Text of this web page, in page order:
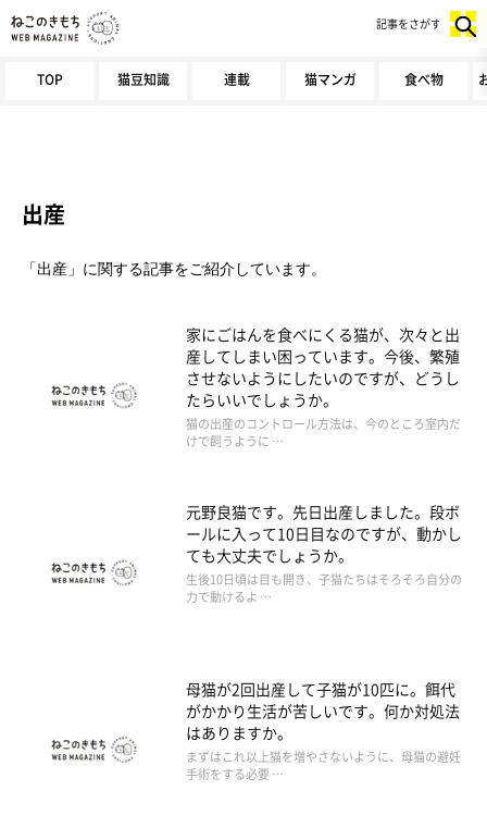
TOP 猫豆知識 連載 猫マンガ 食べ物
記事をさがす
出産
「出産」に関する記事をご紹介しています。
家にごはんを食べにくる猫が、次々と出
産してしまい困っています。今後、繁殖
させないようにしたいのですが、どうし
たらいいでしょうか。
猫の出産のコントロール方法は、今のところ室内だ
けで飼うように …
元野良猫です。先日出産しました。段ボ
ールに入って10日目なのですが、動かし
ても大丈夫でしょうか。
生後10日頃は目も開き、子猫たちはそろそろ自分の
力で動けるよ …
母猫が2回出産して子猫が10匹に。餌代
がかかり生活が苦しいです。何か対処法
はありますか。
まずはこれ以上猫を増やさないように、母猫の避妊
手術をする必要 …